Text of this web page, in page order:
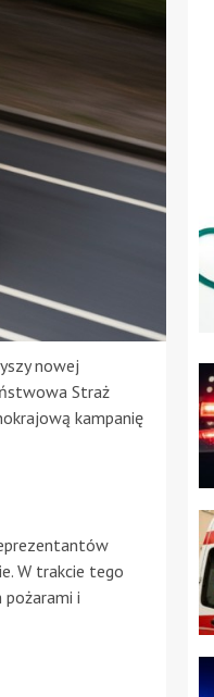
nowej
Straż
kampanię
W trakcie tego
i